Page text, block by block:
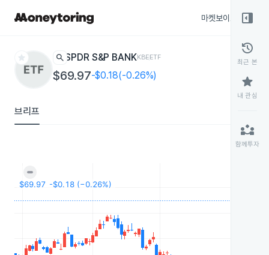
마켓보이스
star search SPDR S&P BANKKBEETF
$69.97-$0.18(-0.26%)
브리프
right_panel_open
history
최근 본
star
내 관심
partner_exchange
함께투자